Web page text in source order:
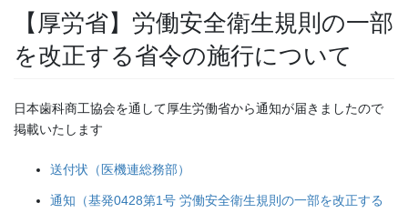
【厚労省】労働安全衛生規則の一部
を改正する省令の施行について
日本歯科商工協会を通して厚生労働省から通知が届きましたので
掲載いたします
送付状（医機連総務部）
通知（基発0428第1号 労働安全衛生規則の一部を改正する